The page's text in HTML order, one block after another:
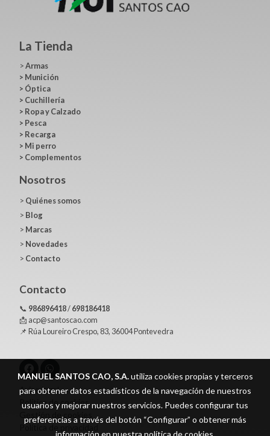
La Tienda
>Armas
> Munición
> Óptica
> Cuchillería
> Ropa y Calzado
> Pesca
> Recarga
> Mi perro
> Complementos
Nosotros
> Quiénes somos
> Blog
> Marcas
> Novedades
> Contacto
Contacto
📞 986896418/698186418
📩 acp@santoscao.com
📌 Rúa Loureiro Crespo, 83, 36004 Pontevedra
Aviso legal
Política de cookies
Gestión de cookies
Política de privacidad
MANUEL SANTOS CAO, S.A.utiliza cookies propias y terceros
para obtener datos estadísticos de la navegación de nuestros
usuarios y mejorar nuestros servicios. Puedes configurar tus
preferencias a través del botón “Configurar” o obtener más
información en nuestra política de cookies